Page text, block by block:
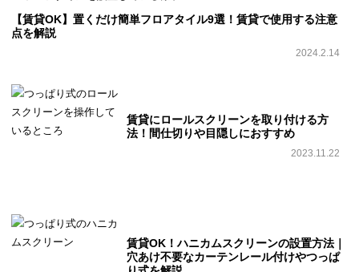
【賃貸OK】置くだけ簡単フロアタイル9選！賃貸で使用する注意
点を解説
2024.2.14
賃貸にロールスクリーンを取り付ける方
法！間仕切りや目隠しにおすすめ
2023.11.22
賃貸OK！ハニカムスクリーンの設置方法｜
穴あけ不要なカーテンレール付けやつっぱ